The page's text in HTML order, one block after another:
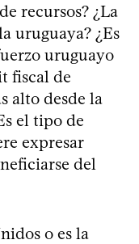
recursos? ¿La
uruguaya? ¿Es
uruguayo
fiscal de
alto desde la
el tipo de
expresar
del
o es la